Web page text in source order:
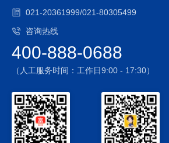
现风险、套利风险、申购赎回清单差错风
等风险。而本基金作为普通的开放式基金
金资产净值5%的现金或者到期日在一年以
现金不包括结算备付金、存出保证金、应
金，需在每个开放日接受投资者的申购或
额申购和赎回时，将可能对基金净值产生
3、参与黄金租赁业务的风险
本基金可以参与黄金现货租赁业务。为降
021-20361999/021-80305499
咨询热线
400-888-0688
（人工服务时间：工作日9:00 - 17:30）